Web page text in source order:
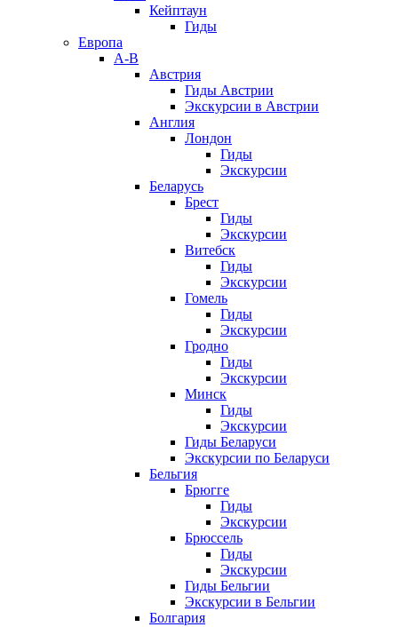
Кейптаун
Гиды
Европа
А-В
Австрия
Гиды Австрии
Экскурсии в Австрии
Англия
Лондон
Гиды
Экскурсии
Беларусь
Брест
Гиды
Экскурсии
Витебск
Гиды
Экскурсии
Гомель
Гиды
Экскурсии
Гродно
Гиды
Экскурсии
Минск
Гиды
Экскурсии
Гиды Беларуси
Экскурсии по Беларуси
Бельгия
Брюгге
Гиды
Экскурсии
Брюссель
Гиды
Экскурсии
Гиды Бельгии
Экскурсии в Бельгии
Болгария